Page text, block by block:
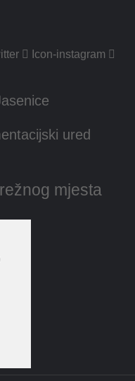
Icon-instagram
ured
mjesta